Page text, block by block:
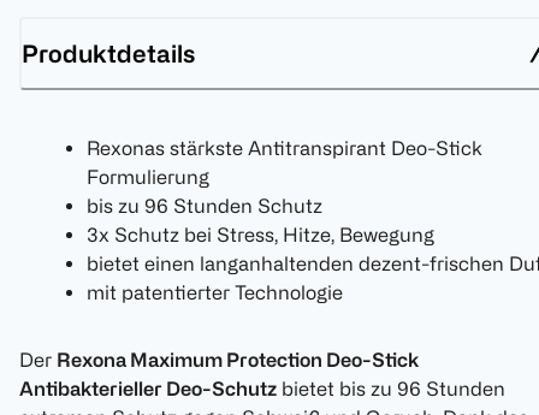
Produktdetails
Rexonas stärkste Antitranspirant Deo-Stick
Formulierung
bis zu 96 Stunden Schutz
3x Schutz bei Stress, Hitze, Bewegung
bietet einen langanhaltenden dezent-frischen
mit patentierter Technologie
Der Rexona Maximum Protection Deo-Stick
Antibakterieller Deo-Schutz bietet bis zu 96 Stunden